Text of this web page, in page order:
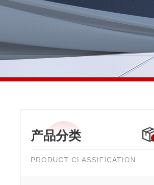
产品分类
PRODUCT CLASSIFICATION